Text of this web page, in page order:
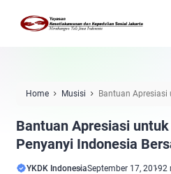
Home Musisi
Bantuan
Bantuan Apresiasi
Penyanyi Indonesia
YKDK IndonesiaSeptember 17, 20192